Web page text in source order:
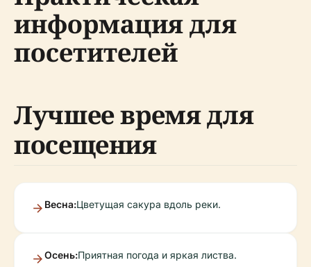
информация для
посетителей
Лучшее время для
посещения
Весна:Цветущая сакура вдоль реки.
Осень:Приятная погода и яркая листва.